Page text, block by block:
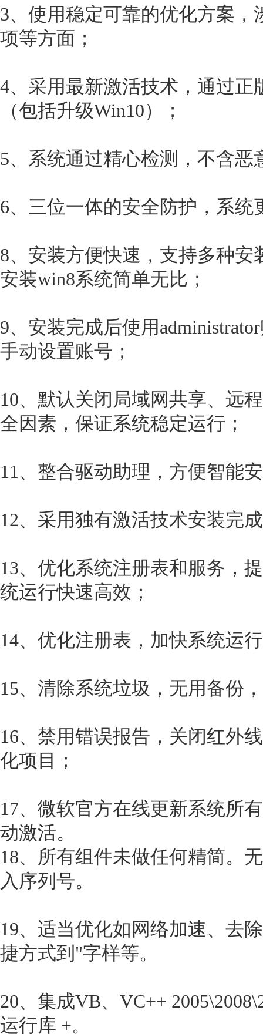
3、使用稳定可靠的优化方案
项等方面；
4、采用最新激活技术，通过正
（包括升级Win10）；
5、系统通过精心检测，不含恶
6、三位一体的安全防护，系统
8、安装方便快速，支持多种
安装win8系统简单无比；
9、安装完成后使用
手动设置账号；
10、默认关闭局域网共享、远
全因素，保证系统稳定运行；
11、整合驱动助理，方便智能
12、采用独有激活技术安装完
13、优化系统注册表和服务，
统运行快速高效；
14、优化注册表，加快系统运
15、清除系统垃圾，无用备份
16、禁用错误报告，关闭红外
化项目；
17、微软官方在线更新系统所
动激活。
18、所有组件未做任何精简。
入序列号。
19、适当优化如网络加速、去
捷方式到"字样等。
20、集成VB、VC++
运行库 +。